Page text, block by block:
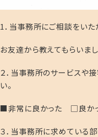
1．当事務所にご相談をいた
お友達から教えてもらいま
２．当事務所のサービスや
い。
■非常に良かった □良
３．当事務所に求めている